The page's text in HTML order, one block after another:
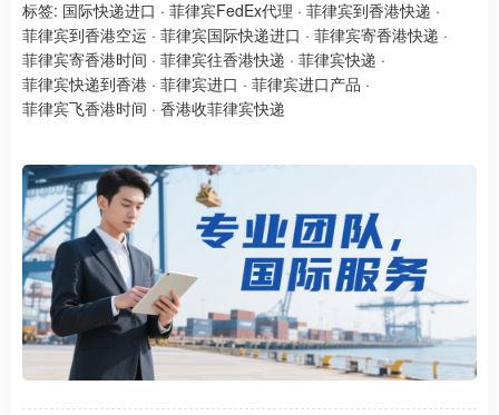
标签: 国际快递进口 · 菲律宾FedEx代理 · 菲律宾到香港快递 ·
菲律宾到香港空运 · 菲律宾国际快递进口 · 菲律宾寄香港快递 ·
菲律宾寄香港时间 · 菲律宾往香港快递 · 菲律宾快递 ·
菲律宾快递到香港 · 菲律宾进口 · 菲律宾进口产品 ·
菲律宾飞香港时间 · 香港收菲律宾快递